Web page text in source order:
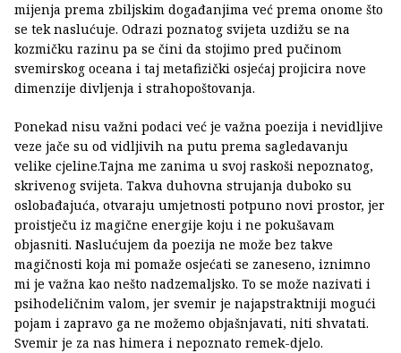
mijenja prema zbiljskim događanjima već prema onome što
se tek naslućuje. Odrazi poznatog svijeta uzdižu se na
kozmičku razinu pa se čini da stojimo pred pučinom
svemirskog oceana i taj metafizički osjećaj projicira nove
dimenzije divljenja i strahopoštovanja.
Ponekad nisu važni podaci već je važna poezija i nevidljive
veze jače su od vidljivih na putu prema sagledavanju
velike cjeline.Tajna me zanima u svoj raskoši nepoznatog,
skrivenog svijeta. Takva duhovna strujanja duboko su
oslobađajuća, otvaraju umjetnosti potpuno novi prostor, jer
proistječu iz magične energije koju i ne pokušavam
objasniti. Naslućujem da poezija ne može bez takve
magičnosti koja mi pomaže osjećati se zaneseno, iznimno
mi je važna kao nešto nadzemaljsko. To se može nazivati i
psihodeličnim valom, jer svemir je najapstraktniji mogući
pojam i zapravo ga ne možemo objašnjavati, niti shvatati.
Svemir je za nas himera i nepoznato remek-djelo.